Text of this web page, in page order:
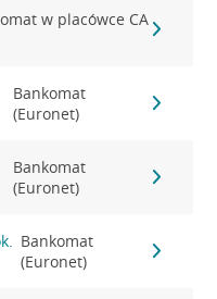
w placówce CA
Bankomat
(Euronet)
Bankomat
(Euronet)
Bankomat
(Euronet)